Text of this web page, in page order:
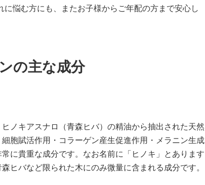
悩む方にも、またお子様からご年配の方まで安心し
の主な成分
ノキアスナロ（青森ヒバ）の精油から抽出された天然
胞賦活作用・コラーゲン産生促進作用・メラニン生成
に貴重な成分です。なお名前に「ヒノキ」とあります
ヒバなど限られた木にのみ微量に含まれる成分です。